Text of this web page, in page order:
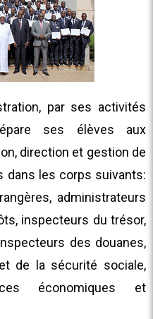
par ses activités
ses élèves aux
direction et gestion de
dans les corps suivants:
administrateurs
inspecteurs du trésor,
des douanes,
de la sécurité sociale,
économiques et